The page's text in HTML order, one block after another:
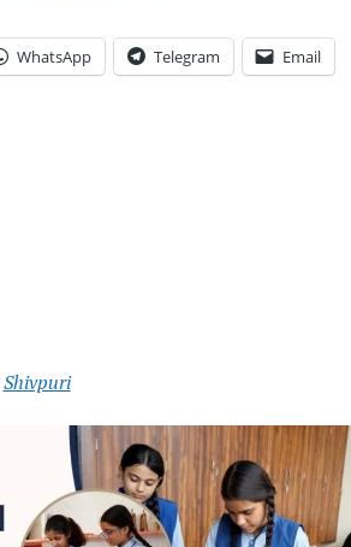
WhatsApp Telegram Email
Shivpuri